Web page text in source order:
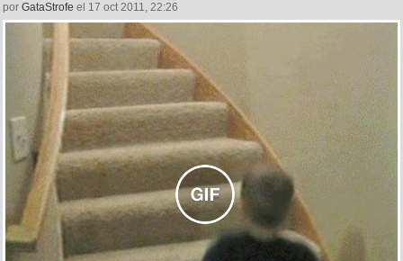
por GataStrofe el 17 oct 2011, 22:26